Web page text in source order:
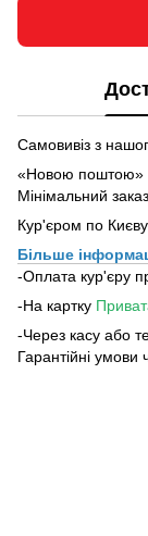
Самовивіз з
«Новою поштою»
Мінімальний
Кур'єром по
Більше
-Оплата кур'єру
-На картку
-Через касу або
Гарантійні умови